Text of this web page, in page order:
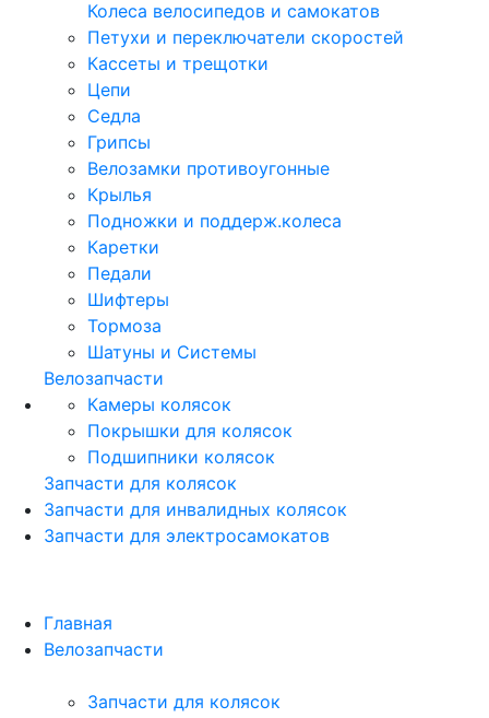
Колеса велосипедов и самокатов
Петухи и переключатели скоростей
Кассеты и трещотки
Цепи
Седла
Грипсы
Велозамки противоугонные
Крылья
Подножки и поддерж.колеса
Каретки
Педали
Шифтеры
Тормоза
Шатуны и Системы
Велозапчасти
Камеры колясок
Покрышки для колясок
Подшипники колясок
Запчасти для колясок
Запчасти для инвалидных колясок
Запчасти для электросамокатов
Главная
Велозапчасти
Запчасти для колясок